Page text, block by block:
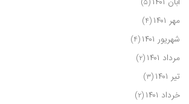
(۵)
مهر ۱۴۰۱ (۴)
شهریور ۱۴۰۱ (۴)
مرداد ۱۴۰۱ (۲)
تیر ۱۴۰۱ (۳)
خرداد ۱۴۰۱ (۲)